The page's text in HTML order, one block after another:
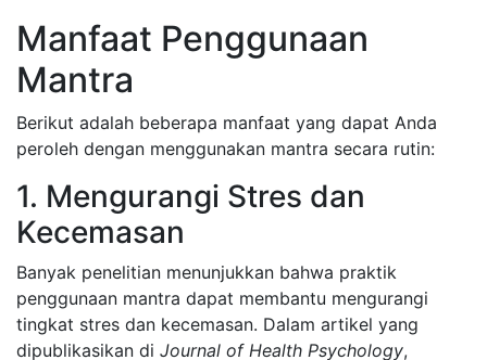
Manfaat Penggunaan
Mantra
Berikut adalah beberapa manfaat yang dapat Anda
peroleh dengan menggunakan mantra secara rutin:
1. Mengurangi Stres dan
Kecemasan
Banyak penelitian menunjukkan bahwa praktik
penggunaan mantra dapat membantu mengurangi
tingkat stres dan kecemasan. Dalam artikel yang
dipublikasikan di Journal of Health Psychology,